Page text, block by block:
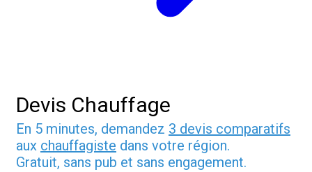
Devis Chauffage
En 5 minutes, demandez 3 devis comparatifs
aux chauffagiste dans votre région.
Gratuit, sans pub et sans engagement.